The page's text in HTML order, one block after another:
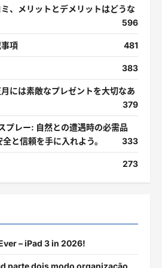
、メリットとデメリットはどうな
596
項 481
383
には素敵なプレゼントを大切なあ
379
プレー: 自然との遭遇時の必需品
と信頼を手に入れよう。
333
273
– iPad 3 in 2026!
parte dois modo organização